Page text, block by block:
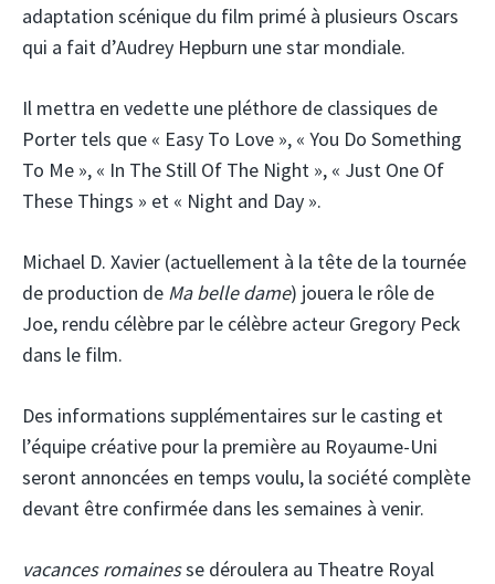
adaptation scénique du film primé à plusieurs Oscars
qui a fait d’Audrey Hepburn une star mondiale.
Il mettra en vedette une pléthore de classiques de
Porter tels que « Easy To Love », « You Do Something
To Me », « In The Still Of The Night », « Just One Of
These Things » et « Night and Day ».
Michael D. Xavier (actuellement à la tête de la tournée
de production de Ma belle dame) jouera le rôle de
Joe, rendu célèbre par le célèbre acteur Gregory Peck
dans le film.
Des informations supplémentaires sur le casting et
l’équipe créative pour la première au Royaume-Uni
seront annoncées en temps voulu, la société complète
devant être confirmée dans les semaines à venir.
vacances romainesse déroulera au Theatre Royal